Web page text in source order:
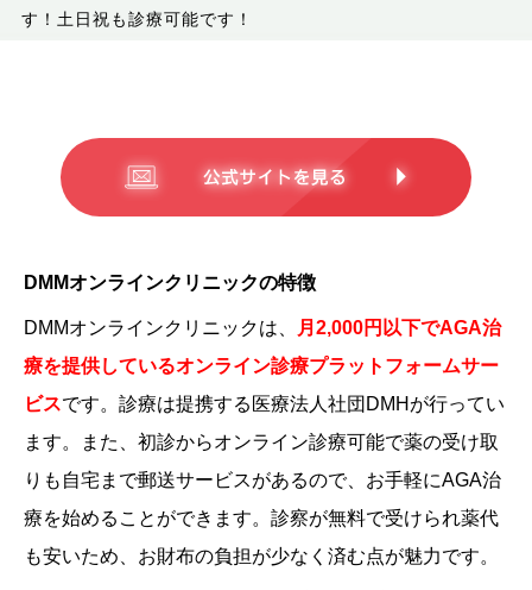
す！土日祝も診療可能です！
DMMオンラインクリニックの特徴
DMMオンラインクリニックは、
月2,000円以下でAGA治
療を提供しているオンライン診療プラットフォームサー
ビスです。診療は提携する医療法人社団DMHが行ってい
ます。また、初診からオンライン診療可能で薬の受け取
りも自宅まで郵送サービスがあるので、お手軽にAGA治
療を始めることができます。診察が無料で受けられ薬代
も安いため、お財布の負担が少なく済む点が魅力です。